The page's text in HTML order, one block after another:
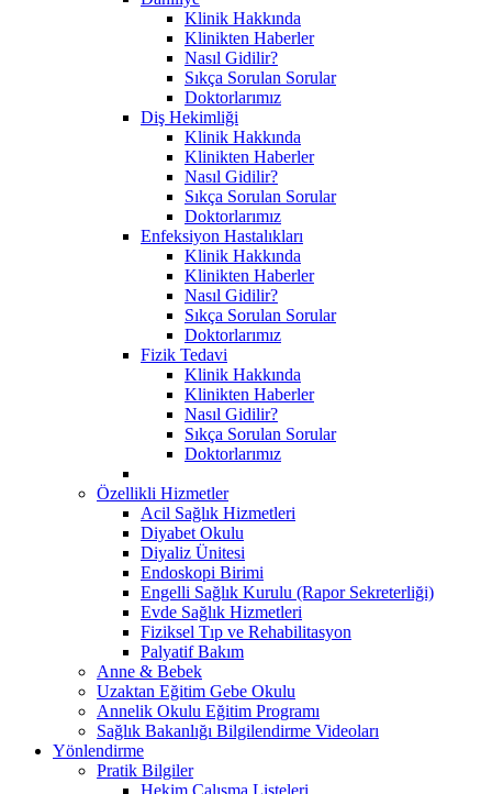
Klinik Hakkında
Klinikten Haberler
Nasıl Gidilir?
Sıkça Sorulan Sorular
Doktorlarımız
Diş Hekimliği
Klinik Hakkında
Klinikten Haberler
Nasıl Gidilir?
Sıkça Sorulan Sorular
Doktorlarımız
Enfeksiyon Hastalıkları
Klinik Hakkında
Klinikten Haberler
Nasıl Gidilir?
Sıkça Sorulan Sorular
Doktorlarımız
Fizik Tedavi
Klinik Hakkında
Klinikten Haberler
Nasıl Gidilir?
Sıkça Sorulan Sorular
Doktorlarımız
Özellikli Hizmetler
Acil Sağlık Hizmetleri
Diyabet Okulu
Diyaliz Ünitesi
Endoskopi Birimi
Engelli Sağlık Kurulu (Rapor Sekreterliği)
Evde Sağlık Hizmetleri
Fiziksel Tıp ve Rehabilitasyon
Palyatif Bakım
Anne & Bebek
Uzaktan Eğitim Gebe Okulu
Annelik Okulu Eğitim Programı
Sağlık Bakanlığı Bilgilendirme Videoları
Yönlendirme
Pratik Bilgiler
Hekim Çalışma Listeleri